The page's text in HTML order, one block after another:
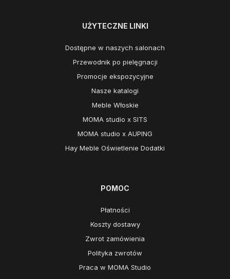
UŻYTECZNE LINKI
Dostępne w naszych salonach
Przewodnik po pielęgnacji
Promocje ekspozycyjne
Nasze katalogi
Meble Włoskie
MOMA studio x SITS
MOMA studio x AUPING
Hay Meble Oświetlenie Dodatki
POMOC
Płatności
Koszty dostawy
Zwrot zamówienia
Polityka zwrotów
Praca w MOMA Studio